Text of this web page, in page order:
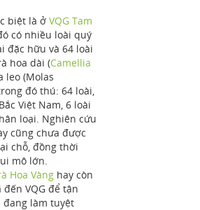
biệt là ở VQG Tam
có nhiều loài quý
đặc hữu và 64 loài
hoa dài (Camellia
leo (Molas
đó thú: 64 loài,
Việt Nam, 6 loài
loại. Nghiên cứu
cũng chưa được
chỗ, đồng thời
mô lớn.
Hoa Vàng hay còn
VQG để tận
đang làm tuyệt